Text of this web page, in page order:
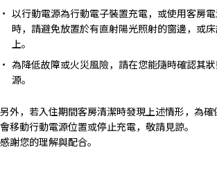
以行動電源為行動電子裝置充電，或使用客房
時，請避免放置於有直射陽光照射的窗邊，或
上。
為降低故障或火災風險，請在您能隨時確認其
源。
另外，若入住期間客房清潔時發現上述情形，為
會移動行動電源位置或停止充電，敬請見諒。
感謝您的理解與配合。